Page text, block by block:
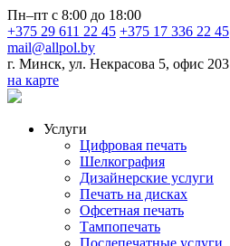
Пн–пт с 8:00 до 18:00
+375 29 611 22 45 +375 17 336 22 45
mail@allpol.by
г. Минск, ул. Некрасова 5, офис 203
на карте
Услуги
Цифровая печать
Шелкография
Дизайнерские услуги
Печать на дисках
Офсетная печать
Тампопечать
Послепечатные услуги